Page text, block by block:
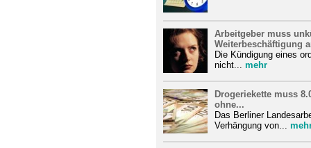
Arbeitgeber muss
Weiterbeschäftigung
Die Kündigung eines
nicht... mehr
Drogeriekette muss
ohne...
Das Berliner
Verhängung von...